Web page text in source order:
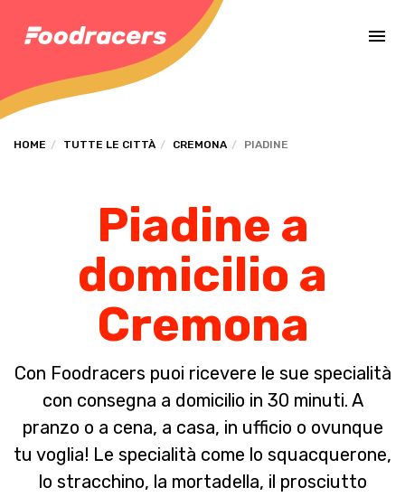
HOME TUTTE LE CITTÀ CREMONA PIADINE
Piadine a
domicilio a
Cremona
Con Foodracers puoi ricevere le sue specialità
con consegna a domicilio in 30 minuti. A
pranzo o a cena, a casa, in ufficio o ovunque
tu voglia! Le specialità come lo squacquerone,
lo stracchino, la mortadella, il prosciutto